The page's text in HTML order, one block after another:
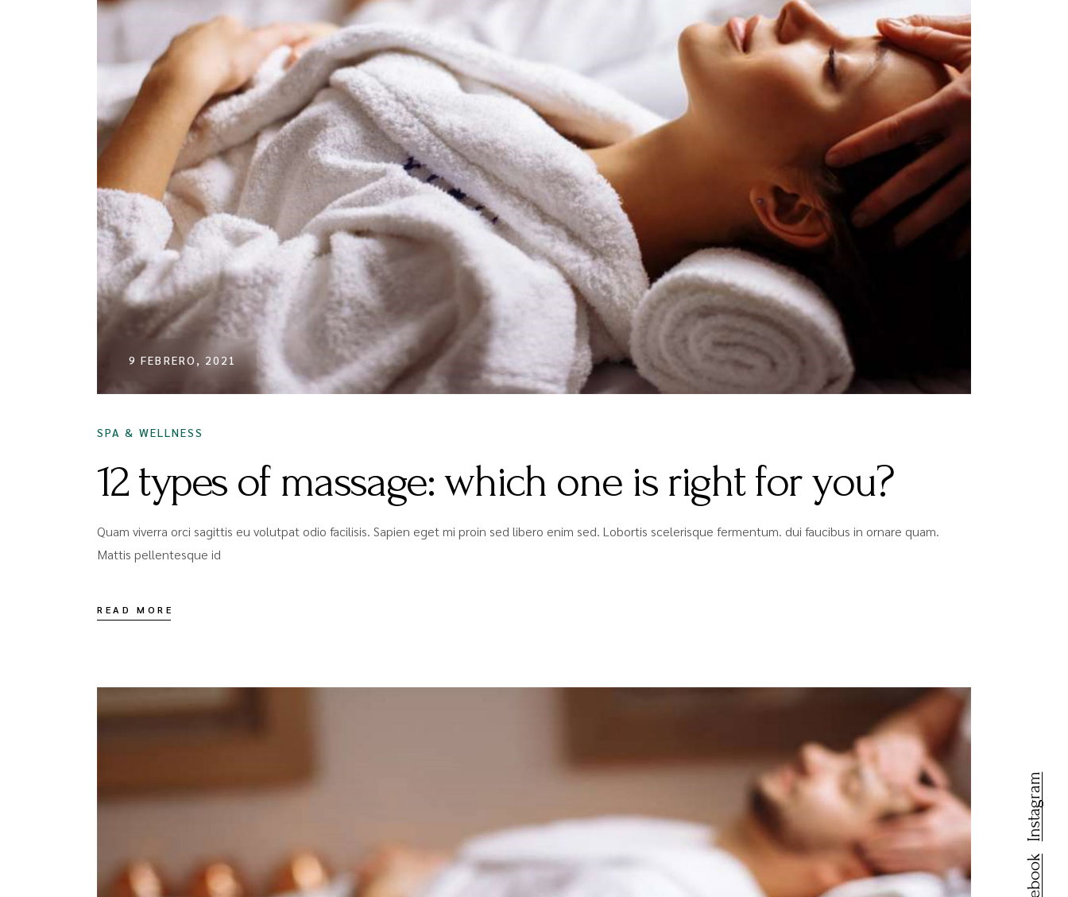
9 FEBRERO, 2021
SPA & WELLNESS
12 types of massage: which one is right for you?
Quam viverra orci sagittis eu volutpat odio facilisis. Sapien eget mi proin sed libero enim sed. Lobortis scelerisque fermentum. dui faucibus in ornare quam.
Mattis pellentesque id
READ MORE
Instagram